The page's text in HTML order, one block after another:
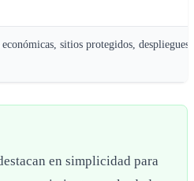
sitios protegidos, despliegues
en simplicidad para